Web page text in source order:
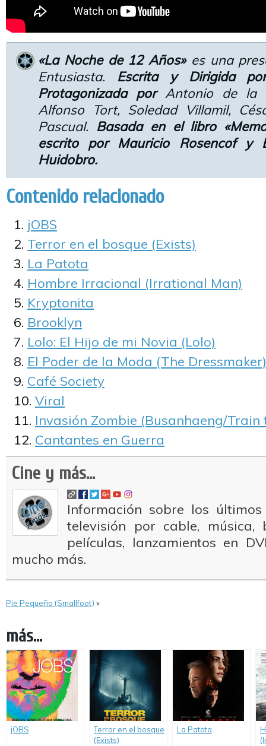
«La Noche de 12 Años»es una
Entusiasta. Escrita y Dirigida
Protagonizada porAntonio de la
Alfonso Tort, Soledad Villamil,
Pascual. Basada en el libro
escrito por Mauricio Rosencof y
Huidobro.
Contenido relacionado
jOBS
Terror en el bosque (Exists)
La Patota
Hombre Irracional (Irrational Man)
Kryptonita
Brooklyn
Lolo: El Hijo de mi Novia (Lolo)
El Poder de la Moda (The Dressmaker)
Café Society
Viral
Invasión Zombie (Busanhaeng/Train
Cantantes en Guerra
Cine y más...
Información sobre los
televisión por cable, música,
películas, lanzamientos en
mucho más.
Pie Pequeño (Smallfoot) »
más...
jOBS
Terror en el bosque
(Exists)
La Patota